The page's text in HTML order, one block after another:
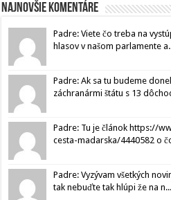
Najnovšie komentáre
Padre: Viete čo treba na
hlasov v našom parlamente
Padre: Ak sa tu budeme
záchranármi štátu s 13
Padre: Tu je článok https://
cesta-madarska/4440582 o
Padre: Vyzývam všetkých
tak nebuďte tak hlúpi že na n...